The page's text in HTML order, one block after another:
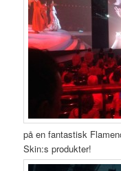
på en fantastisk
Skin:s produkter!